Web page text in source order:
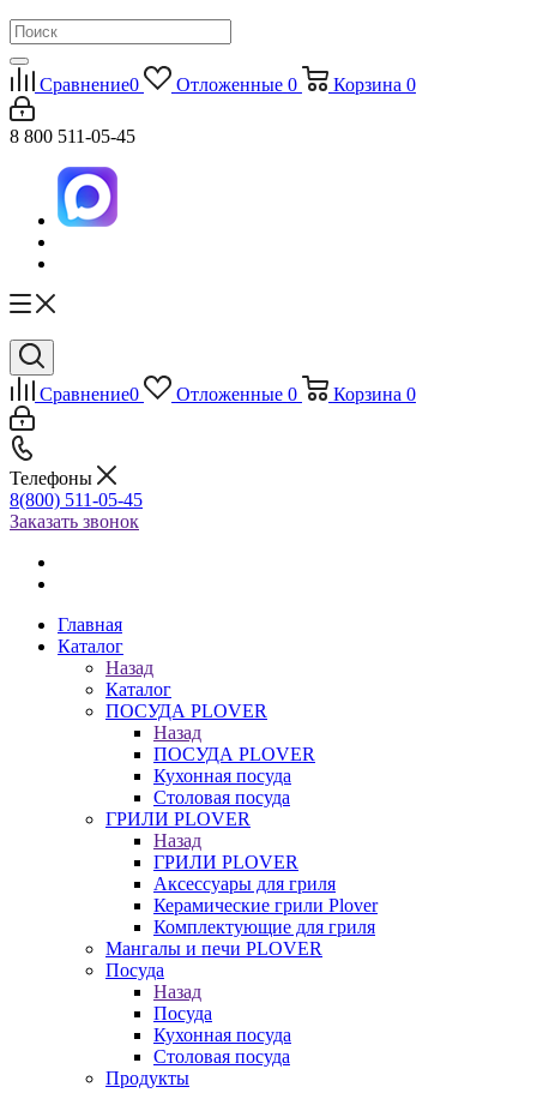
Сравнение0 Отложенные 0 Корзина 0
8 800 511-05-45
Сравнение0 Отложенные 0 Корзина 0
Телефоны
8(800) 511-05-45
Заказать звонок
Главная
Каталог
Назад
Каталог
ПОСУДА PLOVER
Назад
ПОСУДА PLOVER
Кухонная посуда
Столовая посуда
ГРИЛИ PLOVER
Назад
ГРИЛИ PLOVER
Аксессуары для гриля
Керамические грили Plover
Комплектующие для гриля
Мангалы и печи PLOVER
Посуда
Назад
Посуда
Кухонная посуда
Столовая посуда
Продукты